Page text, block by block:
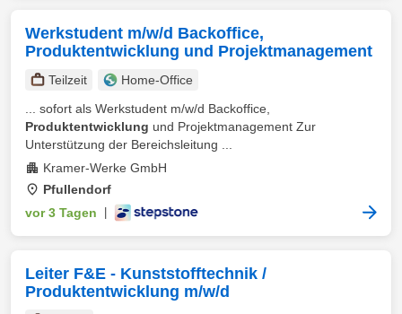
Werkstudent m/w/d Backoffice,
Produktentwicklung und Projektmanagement
Teilzeit
Home-Office
... sofort als Werkstudent m/w/d Backoffice,
Produktentwicklung und Projektmanagement Zur
Unterstützung der Bereichsleitung ...
Kramer-Werke GmbH
Pfullendorf
vor 3 Tagen
Leiter F&E - Kunststofftechnik /
Produktentwicklung m/w/d